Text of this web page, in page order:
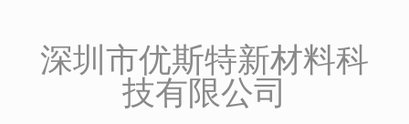
深圳市优斯特新材料科
技有限公司